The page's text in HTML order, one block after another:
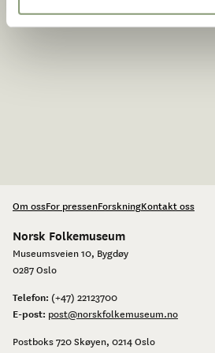
Om ossFor pressenForskningKontakt oss
Norsk Folkemuseum
Museumsveien 10, Bygdøy
0287 Oslo
Telefon: (+47) 22123700
E-post: post@norskfolkemuseum.no
Postboks 720 Skøyen, 0214 Oslo